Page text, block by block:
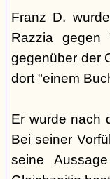
Franz D.
Razzia gegen
gegenüber der
dort "einem
Er wurde nach
Bei seiner
seine